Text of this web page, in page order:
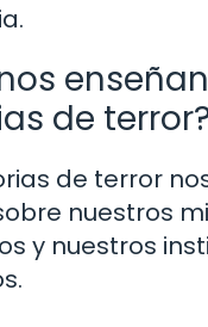
de
de terror
nuestros
y nuestros